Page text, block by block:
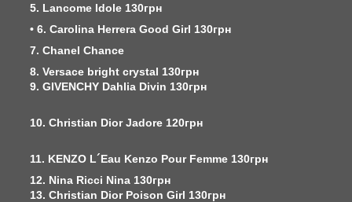
5. Lancome Idole 130грн
• 6. Carolina Herrera Good Girl 130грн
7. Chanel Chance
8. Versace bright crystal 130грн
9. GIVENCHY Dahlia Divin 130грн
10. Christian Dior Jadore 120грн
11. KENZO L´Eau Kenzo Pour Femme 130грн
12. Nina Ricci Nina 130грн
13. Christian Dior Poison Girl 130грн